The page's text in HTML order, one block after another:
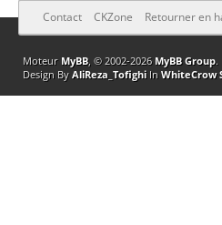
Contact CKZone Retourner en
Moteur MyBB, © 2002-2026 MyBB Group.
Design By AliReza_TofighiIn WhiteCrow